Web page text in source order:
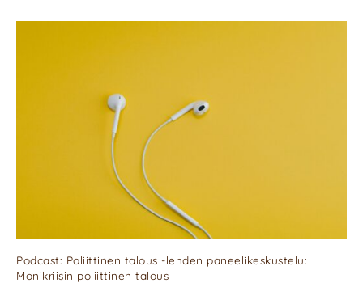
Podcast: Poliittinen talous -lehden paneelikeskustelu:
Monikriisin poliittinen talous